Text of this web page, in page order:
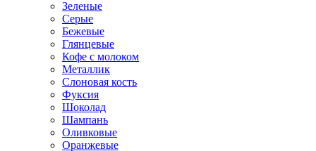
Зеленые
Серые
Бежевые
Глянцевые
Кофе с молоком
Металлик
Слоновая кость
Фуксия
Шоколад
Шампань
Оливковые
Оранжевые